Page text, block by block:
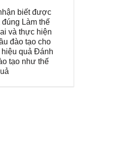
biết được
Làm thế
và thực hiện
đào tạo cho
quả Đánh
tạo như thế